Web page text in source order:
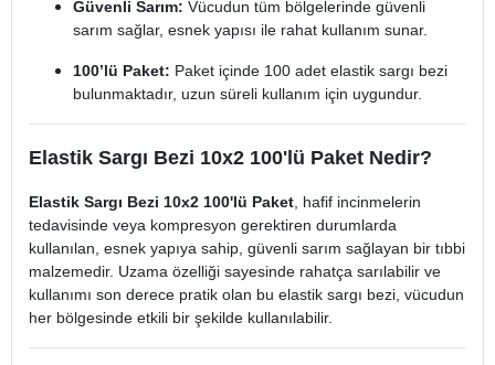
Güvenli Sarım: Vücudun tüm bölgelerinde güvenli
sarım sağlar, esnek yapısı ile rahat kullanım sunar.
100’lü Paket: Paket içinde 100 adet elastik sargı bezi
bulunmaktadır, uzun süreli kullanım için uygundur.
Elastik Sargı Bezi 10x2 100'lü Paket Nedir?
Elastik Sargı Bezi 10x2 100'lü Paket, hafif incinmelerin
tedavisinde veya kompresyon gerektiren durumlarda
kullanılan, esnek yapıya sahip, güvenli sarım sağlayan bir tıbbi
malzemedir. Uzama özelliği sayesinde rahatça sarılabilir ve
kullanımı son derece pratik olan bu elastik sargı bezi, vücudun
her bölgesinde etkili bir şekilde kullanılabilir.